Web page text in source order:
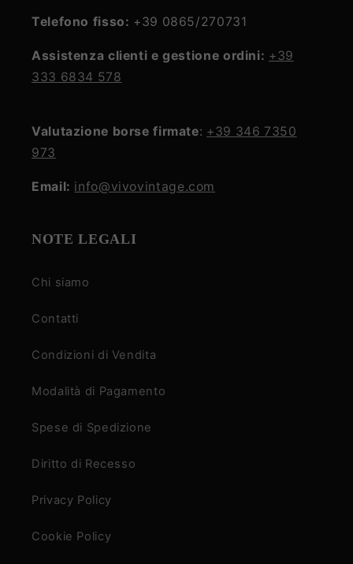
Telefono fisso: +39 0865/270731
Assistenza clienti e gestione ordini: +39
333 6834 578
Valutazione borse firmate: +39 346 7350
973
Email: info@vivovintage.com
NOTE LEGALI
Chi siamo
Contatti
Condizioni di Vendita
Modalità di Pagamento
Spese di Spedizione
Diritto di Recesso
Privacy Policy
Cookie Policy